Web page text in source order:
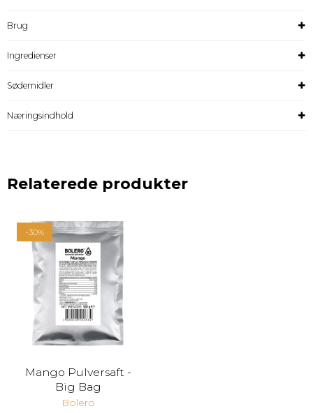
Brug
Ingredienser
Sødemidler
Næringsindhold
Relaterede produkter
-30%
Mango Pulversaft -
Big Bag
Bolero